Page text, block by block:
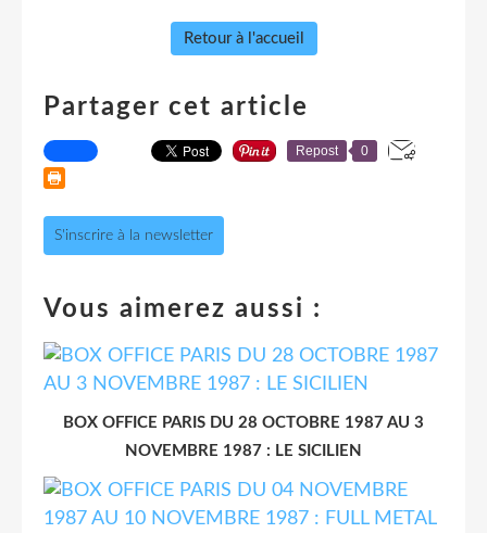
Retour à l'accueil
Partager cet article
Repost 0
S'inscrire à la newsletter
Vous aimerez aussi :
BOX OFFICE PARIS DU 28 OCTOBRE 1987 AU 3
NOVEMBRE 1987 : LE SICILIEN